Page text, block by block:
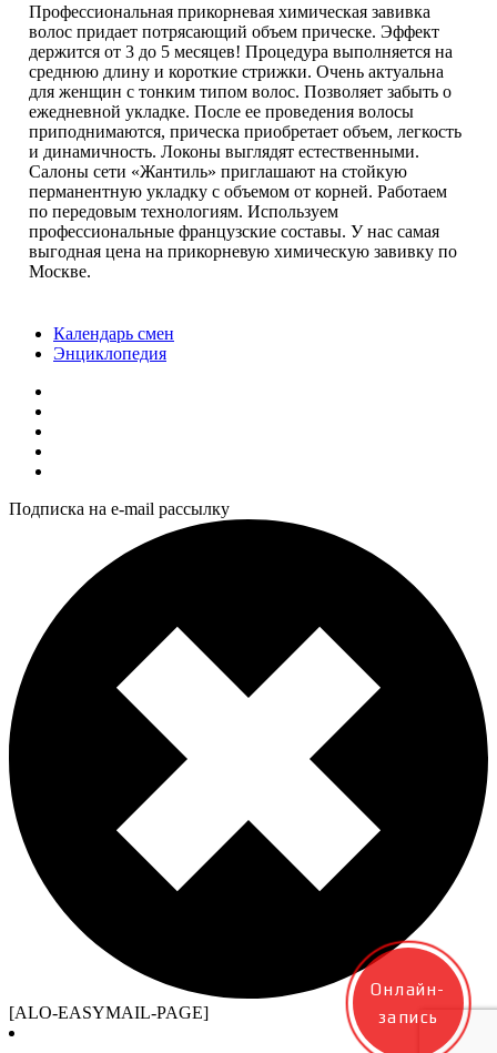
Профессиональная прикорневая химическая завивка
волос придает потрясающий объем прическе. Эффект
держится от 3 до 5 месяцев! Процедура выполняется на
среднюю длину и короткие стрижки. Очень актуальна
для женщин с тонким типом волос. Позволяет забыть о
ежедневной укладке. После ее проведения волосы
приподнимаются, прическа приобретает объем, легкость
и динамичность. Локоны выглядят естественными.
Салоны сети «Жантиль» приглашают на стойкую
перманентную укладку с объемом от корней. Работаем
по передовым технологиям. Используем
профессиональные французские составы. У нас самая
выгодная цена на прикорневую химическую завивку по
Москве.
Календарь смен
Энциклопедия
Подписка на e-mail рассылку
[ALO-EASYMAIL-PAGE]
Онлайн-
запись